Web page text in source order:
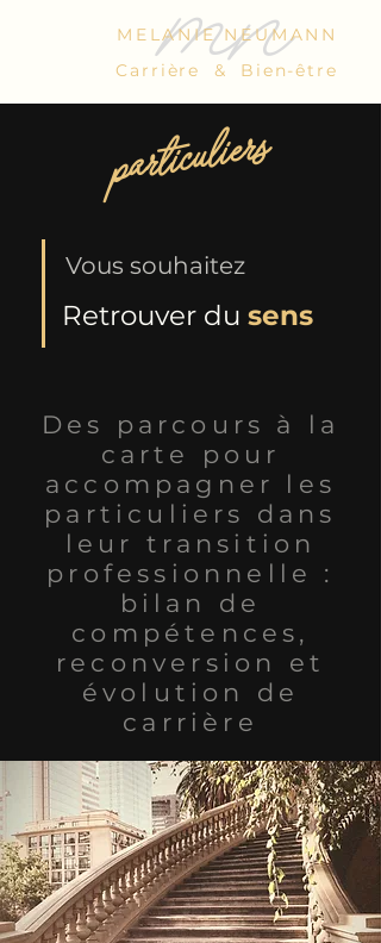
MELANIE NEUMANN
Carrière & Bien-être
particuliers
Vous souhaitez
Retrouver du sens
Des parcours à la
carte pour
accompagner les
particuliers dans
leur transition
professionnelle :
bilan de
compétences,
reconversion et
évolution de
carrière